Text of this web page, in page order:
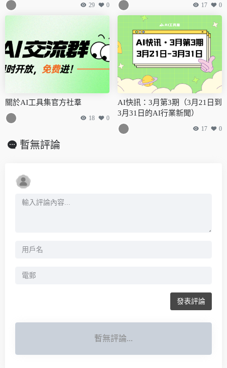
29 0 17 0
關於AI工具集官方社羣
18 0
AI快訊：3月第3期（3月21日到
3月31日的AI行業新聞）
17 0
暫無評論
發表評論
暫無評論...